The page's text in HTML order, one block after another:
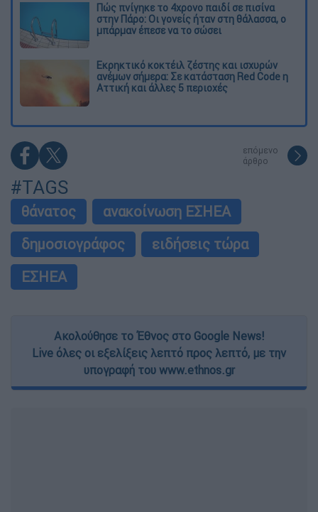
Πώς πνίγηκε το 4χρονο παιδί σε πισίνα
στην Πάρο: Οι γονείς ήταν στη θάλασσα, ο
μπάρμαν έπεσε να το σώσει
Εκρηκτικό κοκτέιλ ζέστης και ισχυρών
ανέμων σήμερα: Σε κατάσταση Red Code η
Αττική και άλλες 5 περιοχές
επόμενο
άρθρο
#TAGS
θάνατος
ανακοίνωση ΕΣΗΕΑ
δημοσιογράφος
ειδήσεις τώρα
ΕΣΗΕΑ
Ακολούθησε το Έθνος στο Google News!
Live όλες οι εξελίξεις λεπτό προς λεπτό, με την
υπογραφή του www.ethnos.gr